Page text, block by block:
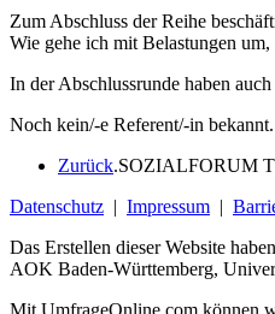
Zum Abschluss der Reihe
Wie gehe ich mit Belastungen
In der Abschlussrunde haben
Noch kein/-e Referent/-in bekannt.
Zurück.SOZIALFORUM
Datenschutz | Impressum |
Das Erstellen dieser Website
AOK Baden-Württemberg,
Mit UmfrageOnline.com können